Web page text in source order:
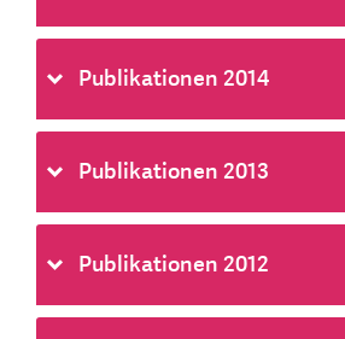
Publikationen 2014
Publikationen 2013
Publikationen 2012